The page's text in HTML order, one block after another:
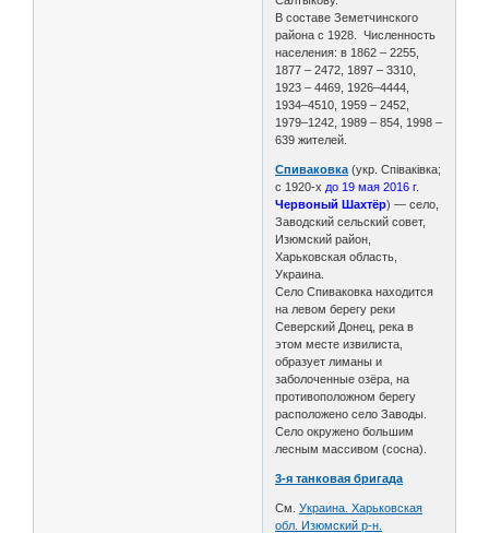
В составе Земетчинского
района с 1928. Численность
населения: в 1862 – 2255,
1877 – 2472, 1897 – 3310,
1923 – 4469, 1926–4444,
1934–4510, 1959 – 2452,
1979–1242, 1989 – 854, 1998 –
639 жителей.
Спиваковка (укр. Співаківка;
с 1920-х до 19 мая 2016 г.
Червоный Шахтёр) — село,
Заводский сельский совет,
Изюмский район,
Харьковская область,
Украина.
Село Спиваковка находится
на левом берегу реки
Северский Донец, река в
этом месте извилиста,
образует лиманы и
заболоченные озёра, на
противоположном берегу
расположено село Заводы.
Село окружено большим
лесным массивом (сосна).
3-я танковая бригада
См.Украина. Харьковская
обл. Изюмский р-н.